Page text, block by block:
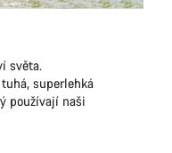
světa.
superlehká
používají naši